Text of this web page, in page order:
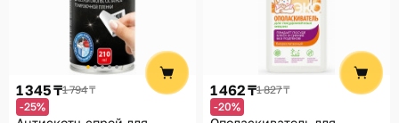
1 345 ₸1 794 ₸
-25%
1 462 ₸1 827 ₸
-20%